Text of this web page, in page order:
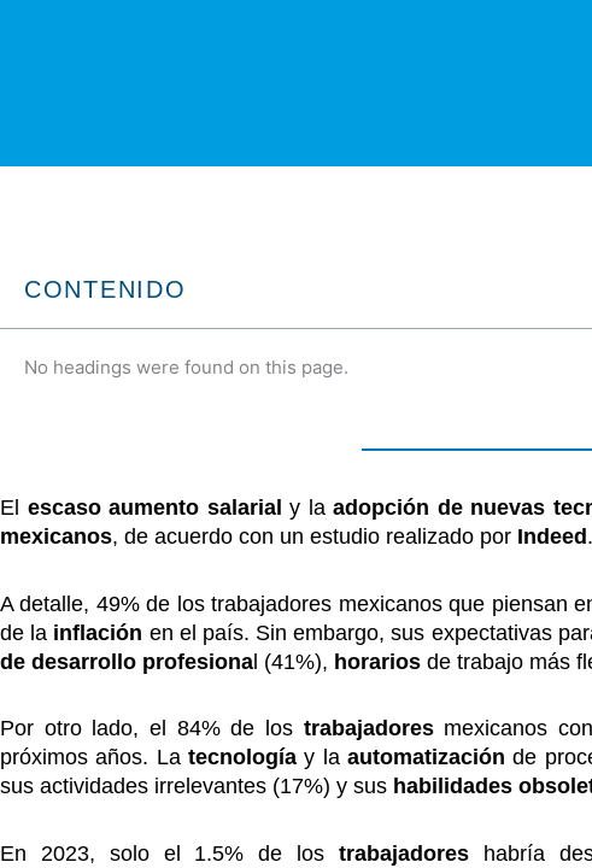
CONTENIDO
No headings were found on this page.
El escaso aumento salarial y laadopción de nuevas
mexicanos, de acuerdo con un estudio realizado por Indeed .
A detalle, 49% de los trabajadores mexicanos que piensan
de la inflación en el país. Sin embargo, sus expectativas
de desarrollo profesional (41%), horarios de trabajo más
Por otro lado, el 84% de los trabajadores mexicanos
próximos años. La tecnologíay la automatizaciónde
sus actividades irrelevantes (17%) y sus habilidades
En 2023, solo el 1.5% de los trabajadores habría